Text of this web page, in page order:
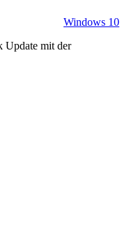
Windows 10
Update mit der